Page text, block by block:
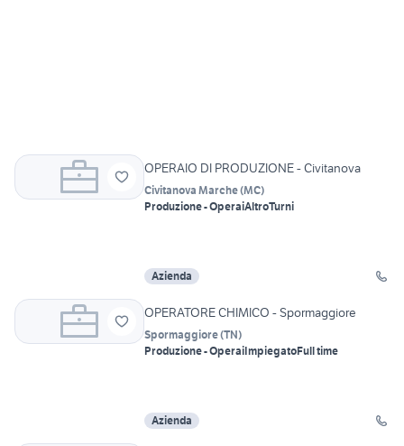
OPERAIO DI PRODUZIONE - Civitanova
Civitanova Marche(MC)
Produzione - OperaiAltroTurni
Azienda
OPERATORE CHIMICO - Spormaggiore
Spormaggiore(TN)
Produzione - OperaiImpiegatoFull time
Azienda